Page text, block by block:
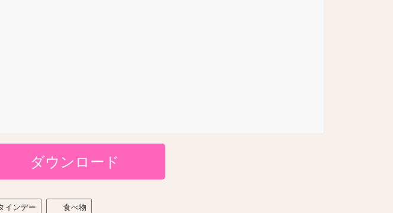
ダウンロード
インデー 食べ物